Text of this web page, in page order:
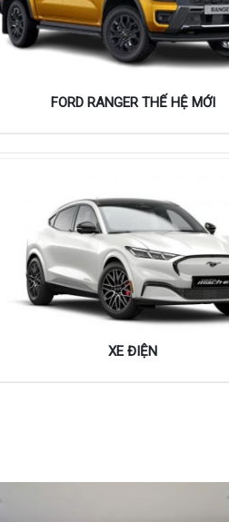
FORD RANGER THẾ HỆ MỚI
XE ĐIỆN